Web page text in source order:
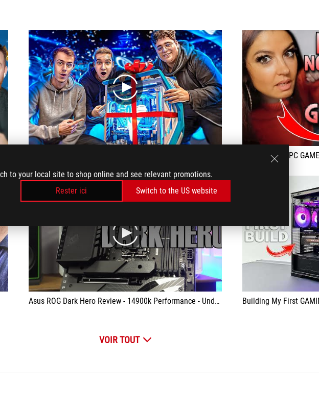
to your local site to shop online and see relevant promotions.
Rester ici
Switch to the US website
play
Mon nouveau PC
play
Asus ROG Dark Hero Review - 14900k Performance - Undervolting Benchmarks & Gaming Building My First
VOIR TOUT